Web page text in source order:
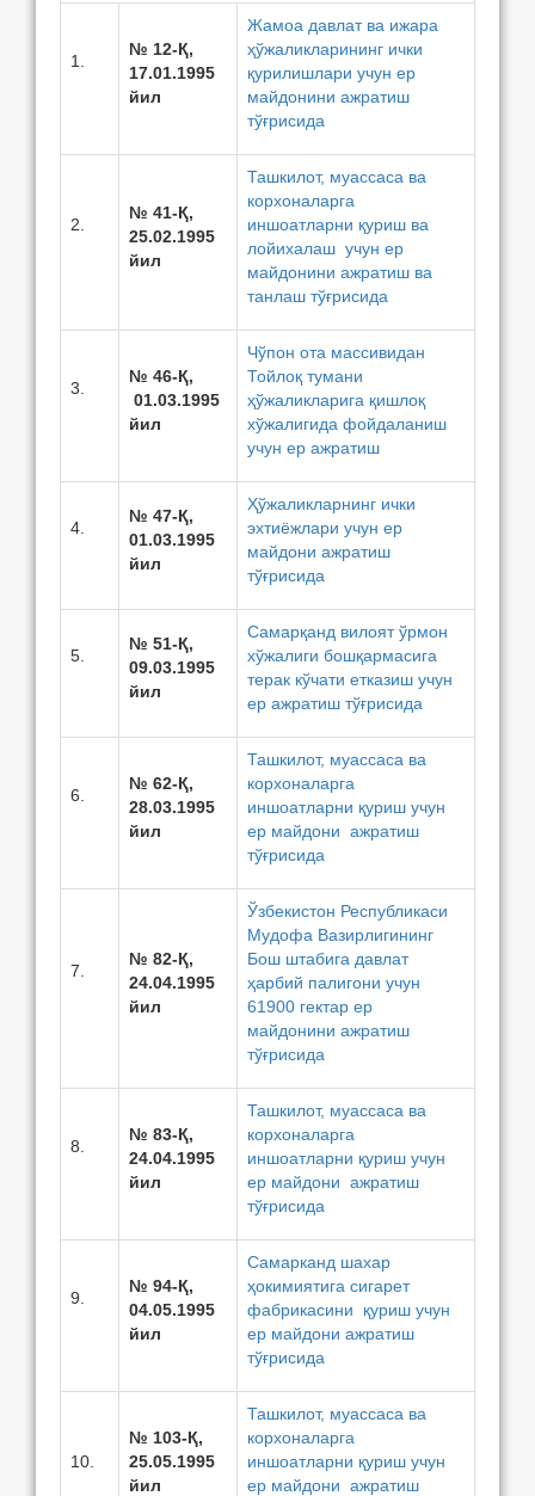
1.
№ 12-Қ,
17.01.1995
йил
Жамоа давлат ва ижара
ҳўжаликларининг ички
қурилишлари учун ер
майдонини ажратиш
тўғрисида
2.
№ 41-Қ,
25.02.1995
йил
Ташкилот, муассаса ва
корхоналарга
иншоатларни қуриш ва
лойихалаш учун ер
майдонини ажратиш ва
танлаш тўғрисида
3.
№ 46-Қ,
01.03.1995
йил
Чўпон ота массивидан
Тойлоқ тумани
ҳўжаликларига қишлоқ
хўжалигида фойдаланиш
учун ер ажратиш
4.
№ 47-Қ,
01.03.1995
йил
Ҳўжаликларнинг ички
эхтиёжлари учун ер
майдони ажратиш
тўғрисида
5.
№ 51-Қ,
09.03.1995
йил
Самарқанд вилоят ўрмон
хўжалиги бошқармасига
терак кўчати етказиш учун
ер ажратиш тўғрисида
6.
№ 62-Қ,
28.03.1995
йил
Ташкилот, муассаса ва
корхоналарга
иншоатларни қуриш учун
ер майдони ажратиш
тўғрисида
7.
№ 82-Қ,
24.04.1995
йил
Ўзбекистон Республикаси
Мудофа Вазирлигининг
Бош штабига давлат
ҳарбий палигони учун
61900 гектар ер
майдонини ажратиш
тўғрисида
8.
№ 83-Қ,
24.04.1995
йил
Ташкилот, муассаса ва
корхоналарга
иншоатларни қуриш учун
ер майдони ажратиш
тўғрисида
9.
№ 94-Қ,
04.05.1995
йил
Самарканд шахар
ҳокимиятига сигарет
фабрикасини қуриш учун
ер майдони ажратиш
тўғрисида
10.
№ 103-Қ,
25.05.1995
йил
Ташкилот, муассаса ва
корхоналарга
иншоатларни қуриш учун
ер майдони ажратиш